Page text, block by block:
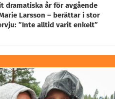
dramatiska år för avgående
Larsson – berättar i stor
”Inte alltid varit enkelt”